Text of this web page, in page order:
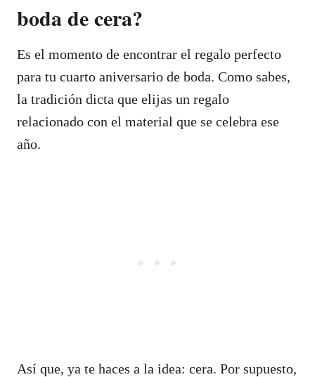
boda de cera?
Es el momento de encontrar el regalo perfecto
para tu cuarto aniversario de boda. Como sabes,
la tradición dicta que elijas un regalo
relacionado con el material que se celebra ese
año.
Así que, ya te haces a la idea: cera. Por supuesto,